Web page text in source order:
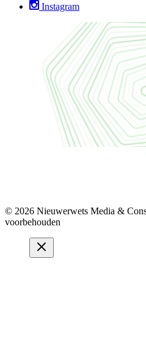
Instagram
© 2026 Nieuwerwets Media &
voorbehouden